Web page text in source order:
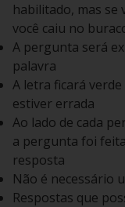
habilitado, mas se
você caiu no
A pergunta será
palavra
A letra ficará
estiver errada
Ao lado de cada
a pergunta foi
resposta
Não é necessário
Respostas que